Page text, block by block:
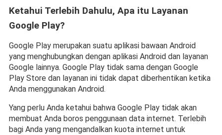
Ketahui Terlebih Dahulu, Apa itu Layanan
Google Play?
Google Play merupakan suatu aplikasi bawaan Android
yang menghubungkan dengan aplikasi Android dan layanan
Google lainnya. Google Play tidak sama dengan Google
Play Store dan layanan ini tidak dapat diberhentikan ketika
Anda menggunakan Android.
Yang perlu Anda ketahui bahwa Google Play tidak akan
membuat Anda boros penggunaan data internet. Terlebih
bagi Anda yang mengandalkan kuota internet untuk